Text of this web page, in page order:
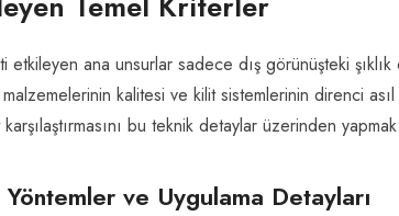
etkileyen ana unsurlar sadece dış görünüşteki
malzemelerinin kalitesi ve kilit sistemlerinin direnci
bu teknik detaylar üzerinden
ve Uygulama Detayları